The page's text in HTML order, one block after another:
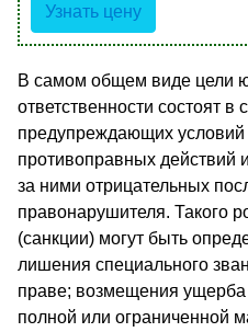
Узнать цену
В самом общем виде цели
ответственности состоят в
предупреждающих
противоправных действий
за ними отрицательных
правонарушителя. Такого
(санкции) могут быть
лишения специального
праве; возмещения ущерба
полной или ограниченной